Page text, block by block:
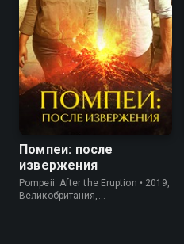
Помпеи: после
извержения
Pompeii: After the Eruption • 2019,
Великобритания,